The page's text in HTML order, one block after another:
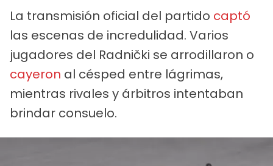
La transmisión oficial del partido captó
las escenas de incredulidad. Varios
jugadores del Radnički se arrodillaron o
cayeron al césped entre lágrimas,
mientras rivales y árbitros intentaban
brindar consuelo.